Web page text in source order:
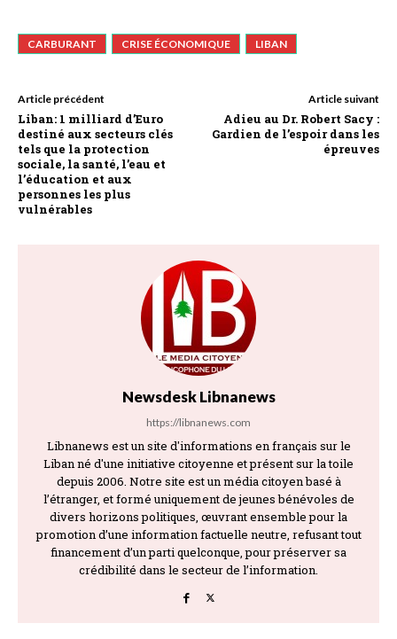
CARBURANT CRISE ÉCONOMIQUE LIBAN
Article précédent
Liban: 1 milliard d’Euro
destiné aux secteurs clés
tels que la protection
sociale, la santé, l’eau et
l’éducation et aux
personnes les plus
vulnérables
Article suivant
Adieu au Dr. Robert Sacy :
Gardien de l’espoir dans les
épreuves
Newsdesk Libnanews
https://libnanews.com
Libnanews est un site d'informations en français sur le
Liban né d'une initiative citoyenne et présent sur la toile
depuis 2006. Notre site est un média citoyen basé à
l’étranger, et formé uniquement de jeunes bénévoles de
divers horizons politiques, œuvrant ensemble pour la
promotion d’une information factuelle neutre, refusant tout
financement d’un parti quelconque, pour préserver sa
crédibilité dans le secteur de l’information.